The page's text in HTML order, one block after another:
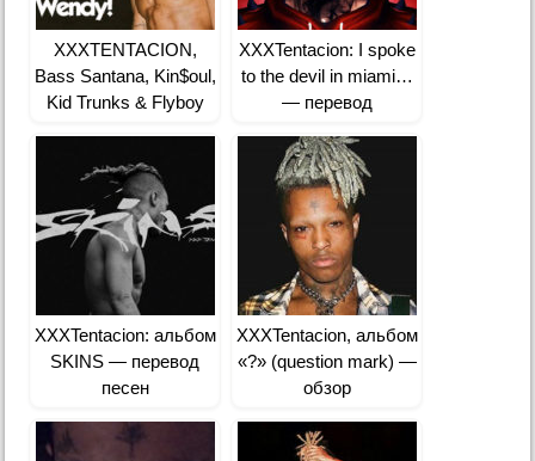
XXXTENTACION,
Bass Santana, Kin$oul,
Kid Trunks & Flyboy
XXXTentacion: I spoke
to the devil in miami…
— перевод
XXXTentacion: альбом
SKINS — перевод
песен
XXXTentacion, альбом
«?» (question mark) —
обзор